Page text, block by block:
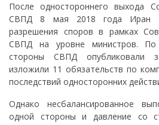
После одностороннего выхода
СВПД 8 мая 2018 года Иран
разрешения споров в рамках
СВПД на уровне министров. По
стороны СВПД опубликовали
изложили 11 обязательств по
последствий односторонних
Однако несбалансированное
одной стороны и давление со